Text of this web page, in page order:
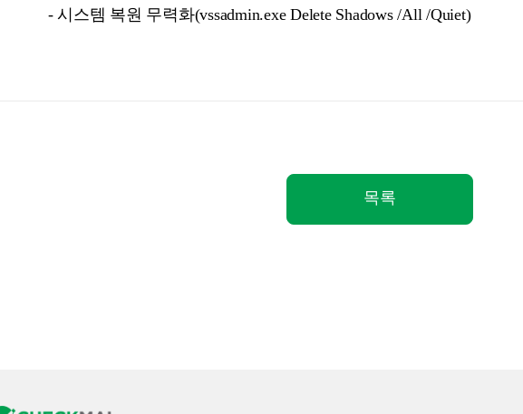
- 시스템 복원 무력화(vssadmin.exe Delete Shadows /All /Quiet)
목록